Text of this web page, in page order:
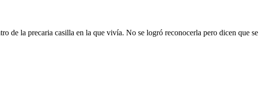
de la precaria casilla en la que vivía. No se logró reconocerla pero dicen que se